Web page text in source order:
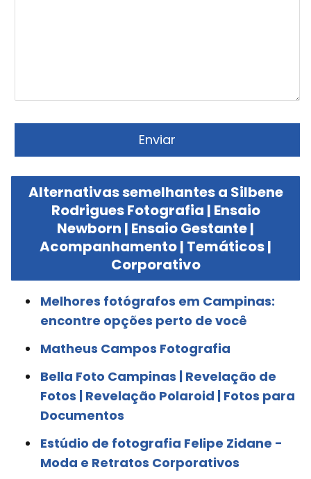
Alternativas semelhantes a Silbene
Rodrigues Fotografia | Ensaio
Newborn | Ensaio Gestante |
Acompanhamento | Temáticos |
Corporativo
Melhores fotógrafos em Campinas:
encontre opções perto de você
Matheus Campos Fotografia
Bella Foto Campinas | Revelação de
Fotos | Revelação Polaroid | Fotos para
Documentos
Estúdio de fotografia Felipe Zidane -
Moda e Retratos Corporativos